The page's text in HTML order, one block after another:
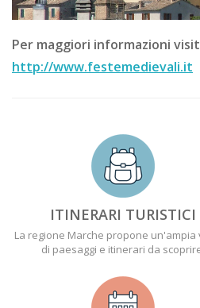
Per maggiori informazioni
http://www.festemedievali.it
ITINERARI TURISTICI
La regione Marche propone un'ampia
di paesaggi e itinerari da